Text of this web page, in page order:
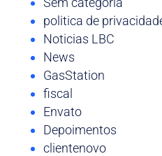
politica de
Noticias LBC
News
GasStation
fiscal
Envato
Depoimentos
clientenovo